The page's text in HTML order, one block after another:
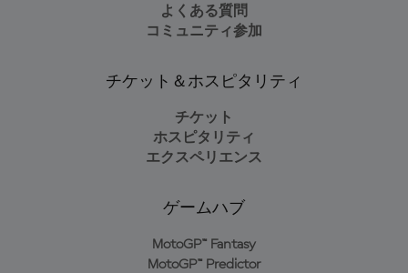
よくある質問
コミュニティ参加
チケット＆ホスピタリティ
チケット
ホスピタリティ
エクスペリエンス
ゲームハブ
MotoGP™ Fantasy
MotoGP™ Predictor